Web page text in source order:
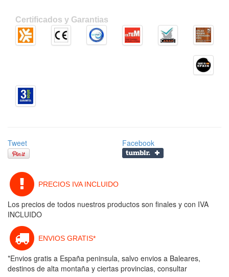
Certificados y Garantias
Tweet Facebook
PRECIOS IVA INCLUIDO
Los precios de todos nuestros productos son finales y con IVA
INCLUIDO
ENVIOS GRATIS*
*Envios gratis a España peninsula, salvo envios a Baleares,
destinos de alta montaña y ciertas provincias, consultar